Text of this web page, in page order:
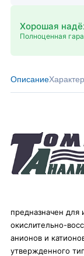
Хорошая
Полноценная
Описание
предназначен для
окислительно-
анионов и
утвержденного